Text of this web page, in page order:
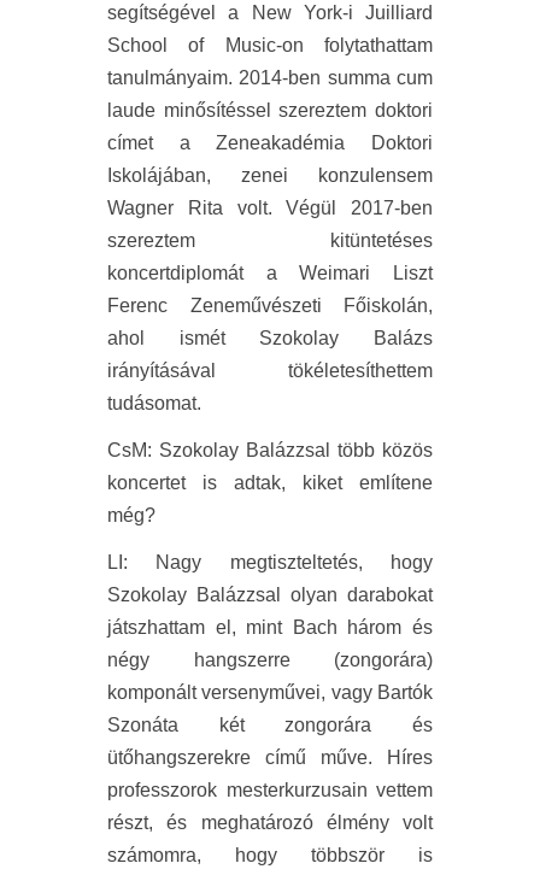
segítségével a New York-i Juilliard
School of Music-on folytathattam
tanulmányaim. 2014-ben summa cum
laude minősítéssel szereztem doktori
címet a Zeneakadémia Doktori
Iskolájában, zenei konzulensem
Wagner Rita volt. Végül 2017-ben
szereztem kitüntetéses
koncertdiplomát a Weimari Liszt
Ferenc Zeneművészeti Főiskolán,
ahol ismét Szokolay Balázs
irányításával tökéletesíthettem
tudásomat.
CsM: Szokolay Balázzsal több közös
koncertet is adtak, kiket említene
még?
LI : Nagy megtiszteltetés, hogy
Szokolay Balázzsal olyan darabokat
játszhattam el, mint Bach három és
négy hangszerre (zongorára)
komponált versenyművei, vagy Bartók
Szonáta két zongorára és
ütőhangszerekre című műve. Híres
professzorok mesterkurzusain vettem
részt, és meghatározó élmény volt
számomra, hogy többször is